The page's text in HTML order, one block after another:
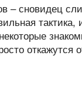
– сновидец